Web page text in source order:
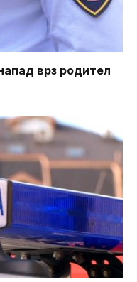
врз родител